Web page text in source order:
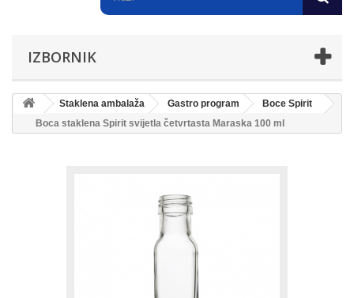
IZBORNIK
Staklena ambalaža Gastro program
Boce Spirit
Boca staklena Spirit svijetla četvrtasta Maraska 100 ml